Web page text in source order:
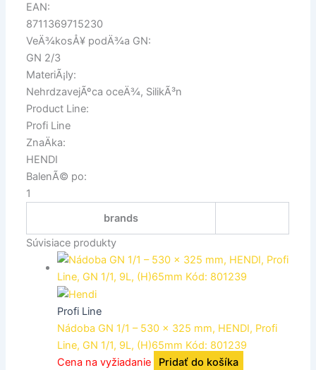
EAN:
8711369715230
VeÄ¾kosÅ¥ podÄ¾a GN:
GN 2/3
MateriÃ¡ly:
NehrdzavejÃºca oceÄ¾, SilikÃ³n
Product Line:
Profi Line
ZnaÄka:
HENDI
BalenÃ© po:
1
brands
Súvisiace produkty
Profi Line
Nádoba GN 1/1 – 530 x 325 mm, HENDI, Profi
Line, GN 1/1, 9L, (H)65mm Kód: 801239
Cena na vyžiadanie
Pridať do košíka